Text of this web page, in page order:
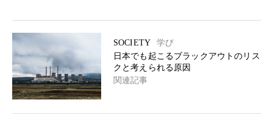
SOCIETY
学び
日本でも起こるブラックアウトのリス
クと考えられる原因
関連記事